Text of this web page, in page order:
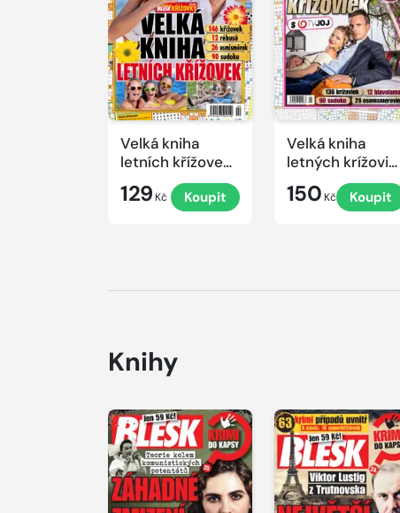
Velká kniha
letních křížovek
129 Kč Koupit
Velká kniha
letných krížoviek
s TV JOJ 2026
150 Kč Koupit
Knihy